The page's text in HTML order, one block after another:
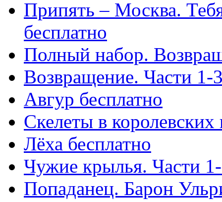
Припять – Москва.
бесплатно
Полный набор.
Возвращение. Части 1-
Авгур бесплатно
Скелеты в
Лёха бесплатно
Чужие крылья. Части
Попаданец. Барон